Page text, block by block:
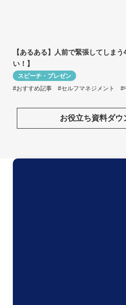
【あるある】人前で緊張してしま
い！】
スピーチ・プレゼン
#おすすめ記事
#セルフマネジメント #
お役立ち資料ダウ